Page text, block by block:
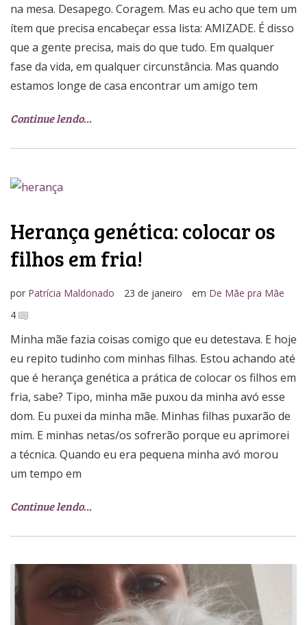
na mesa. Desapego. Coragem. Mas eu acho que tem um
ítem que precisa encabeçar essa lista: AMIZADE. É disso
que a gente precisa, mais do que tudo. Em qualquer
fase da vida, em qualquer circunstância. Mas quando
estamos longe de casa encontrar um amigo tem
Continue lendo…
Herança genética: colocar os
filhos em fria!
por Patrícia Maldonado 23 de janeiro em De Mãe pra Mãe
4
Minha mãe fazia coisas comigo que eu detestava. E hoje
eu repito tudinho com minhas filhas. Estou achando até
que é herança genética a prática de colocar os filhos em
fria, sabe? Tipo, minha mãe puxou da minha avó esse
dom. Eu puxei da minha mãe. Minhas filhas puxarão de
mim. E minhas netas/os sofrerão porque eu aprimorei
a técnica. Quando eu era pequena minha avó morou
um tempo em
Continue lendo…